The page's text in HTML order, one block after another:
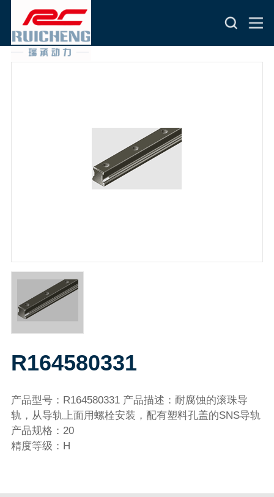
R164580331
产品型号：R164580331 产品描述：耐腐蚀的滚珠导
轨，从导轨上面用螺栓安装，配有塑料孔盖的SNS导轨
产品规格：20
精度等级：H